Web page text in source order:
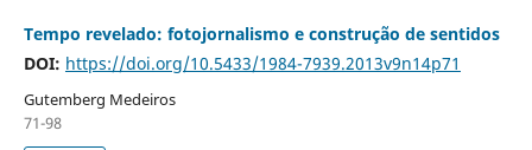
Tempo revelado: fotojornalismo e construção de sentidos
DOI: https://doi.org/10.5433/1984-7939.2013v9n14p71
Gutemberg Medeiros
71-98